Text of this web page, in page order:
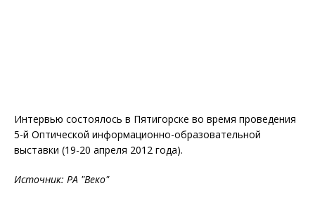
Интервью состоялось в Пятигорске во время проведения
5-й Оптической информационно-образовательной
выставки (19-20 апреля 2012 года).
Источник: РА "Веко"